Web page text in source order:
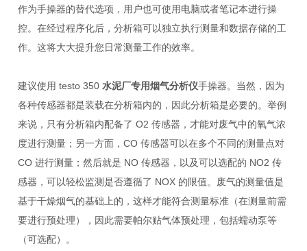
作为手操器的替代选项，用户也可使用电脑或者笔记本进行操
控。在经过程序化后，分析箱可以独立执行测量和数据存储的工
作。这将大大提升您日常测量工作的效率。
建议使用 testo 350水泥厂专用烟气分析仪手操器。当然，因为
各种传感器都是装载在分析箱内的，因此分析箱是必要的。举例
来说，只有分析箱内配备了 O2传感器，才能对废气中的氧气浓
度进行测量；另一方面，CO传感器可以在多个不同的测量点对
CO进行测量；然后就是 NO传感器，以及可以选配的 NO2传
感器，可以轻松监测是否遵循了 NOX 的限值。废气的测量值是
基于干燥烟气的基础上的，这样才能符合测量标准（在测量前需
要进行预处理），因此需要帕尔贴气体预处理，包括蠕动泵等
（可选配）。